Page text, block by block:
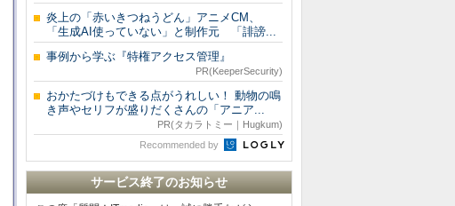
炎上の「赤いきつねうどん」アニメCM、
「生成AI使っていない」と制作元 「誹謗...
事例から学ぶ『特権アクセス管理』
PR(KeeperSecurity)
おかたづけもできる点がうれしい！ 動物の鳴
き声やセリフが盛りだくさんの「アニア...
PR(タカラトミー｜Hugkum)
Recommended by
サービス終了のお知らせ